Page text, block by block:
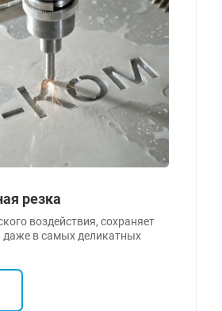
резка
воздействия, сохраняет
даже в самых деликатных